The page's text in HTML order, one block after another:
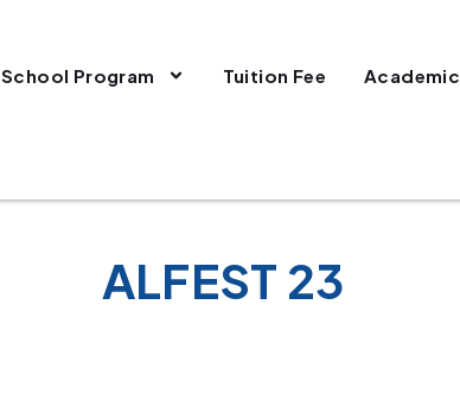
School Program Tuition Fee
ALFEST 23